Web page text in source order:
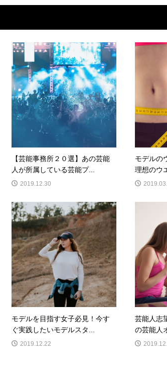
【芸能事務所２０選】あの芸能
人が所属している芸能プ...
2019.12.30
モデルの
理想のウ
モデルを目指す女子必見！今す
ぐ実践したいモデルスタ...
2019.12.22
芸能人志
の芸能人